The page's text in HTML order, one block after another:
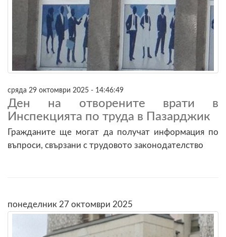
сряда 29 октомври 2025 - 14:46:49
Ден на отворените врати в
Инспекцията по труда в Пазарджик
Гражданите ще могат да получат информация по
въпроси, свързани с трудовото законодателство
понеделник 27 октомври 2025